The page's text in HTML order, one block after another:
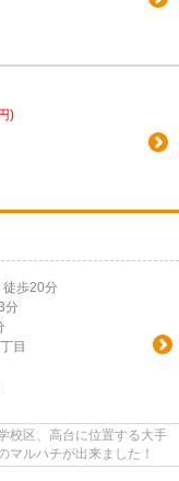
)
徒歩20分
分
目
校区、高台に位置する大手
マルハチが出来ました！